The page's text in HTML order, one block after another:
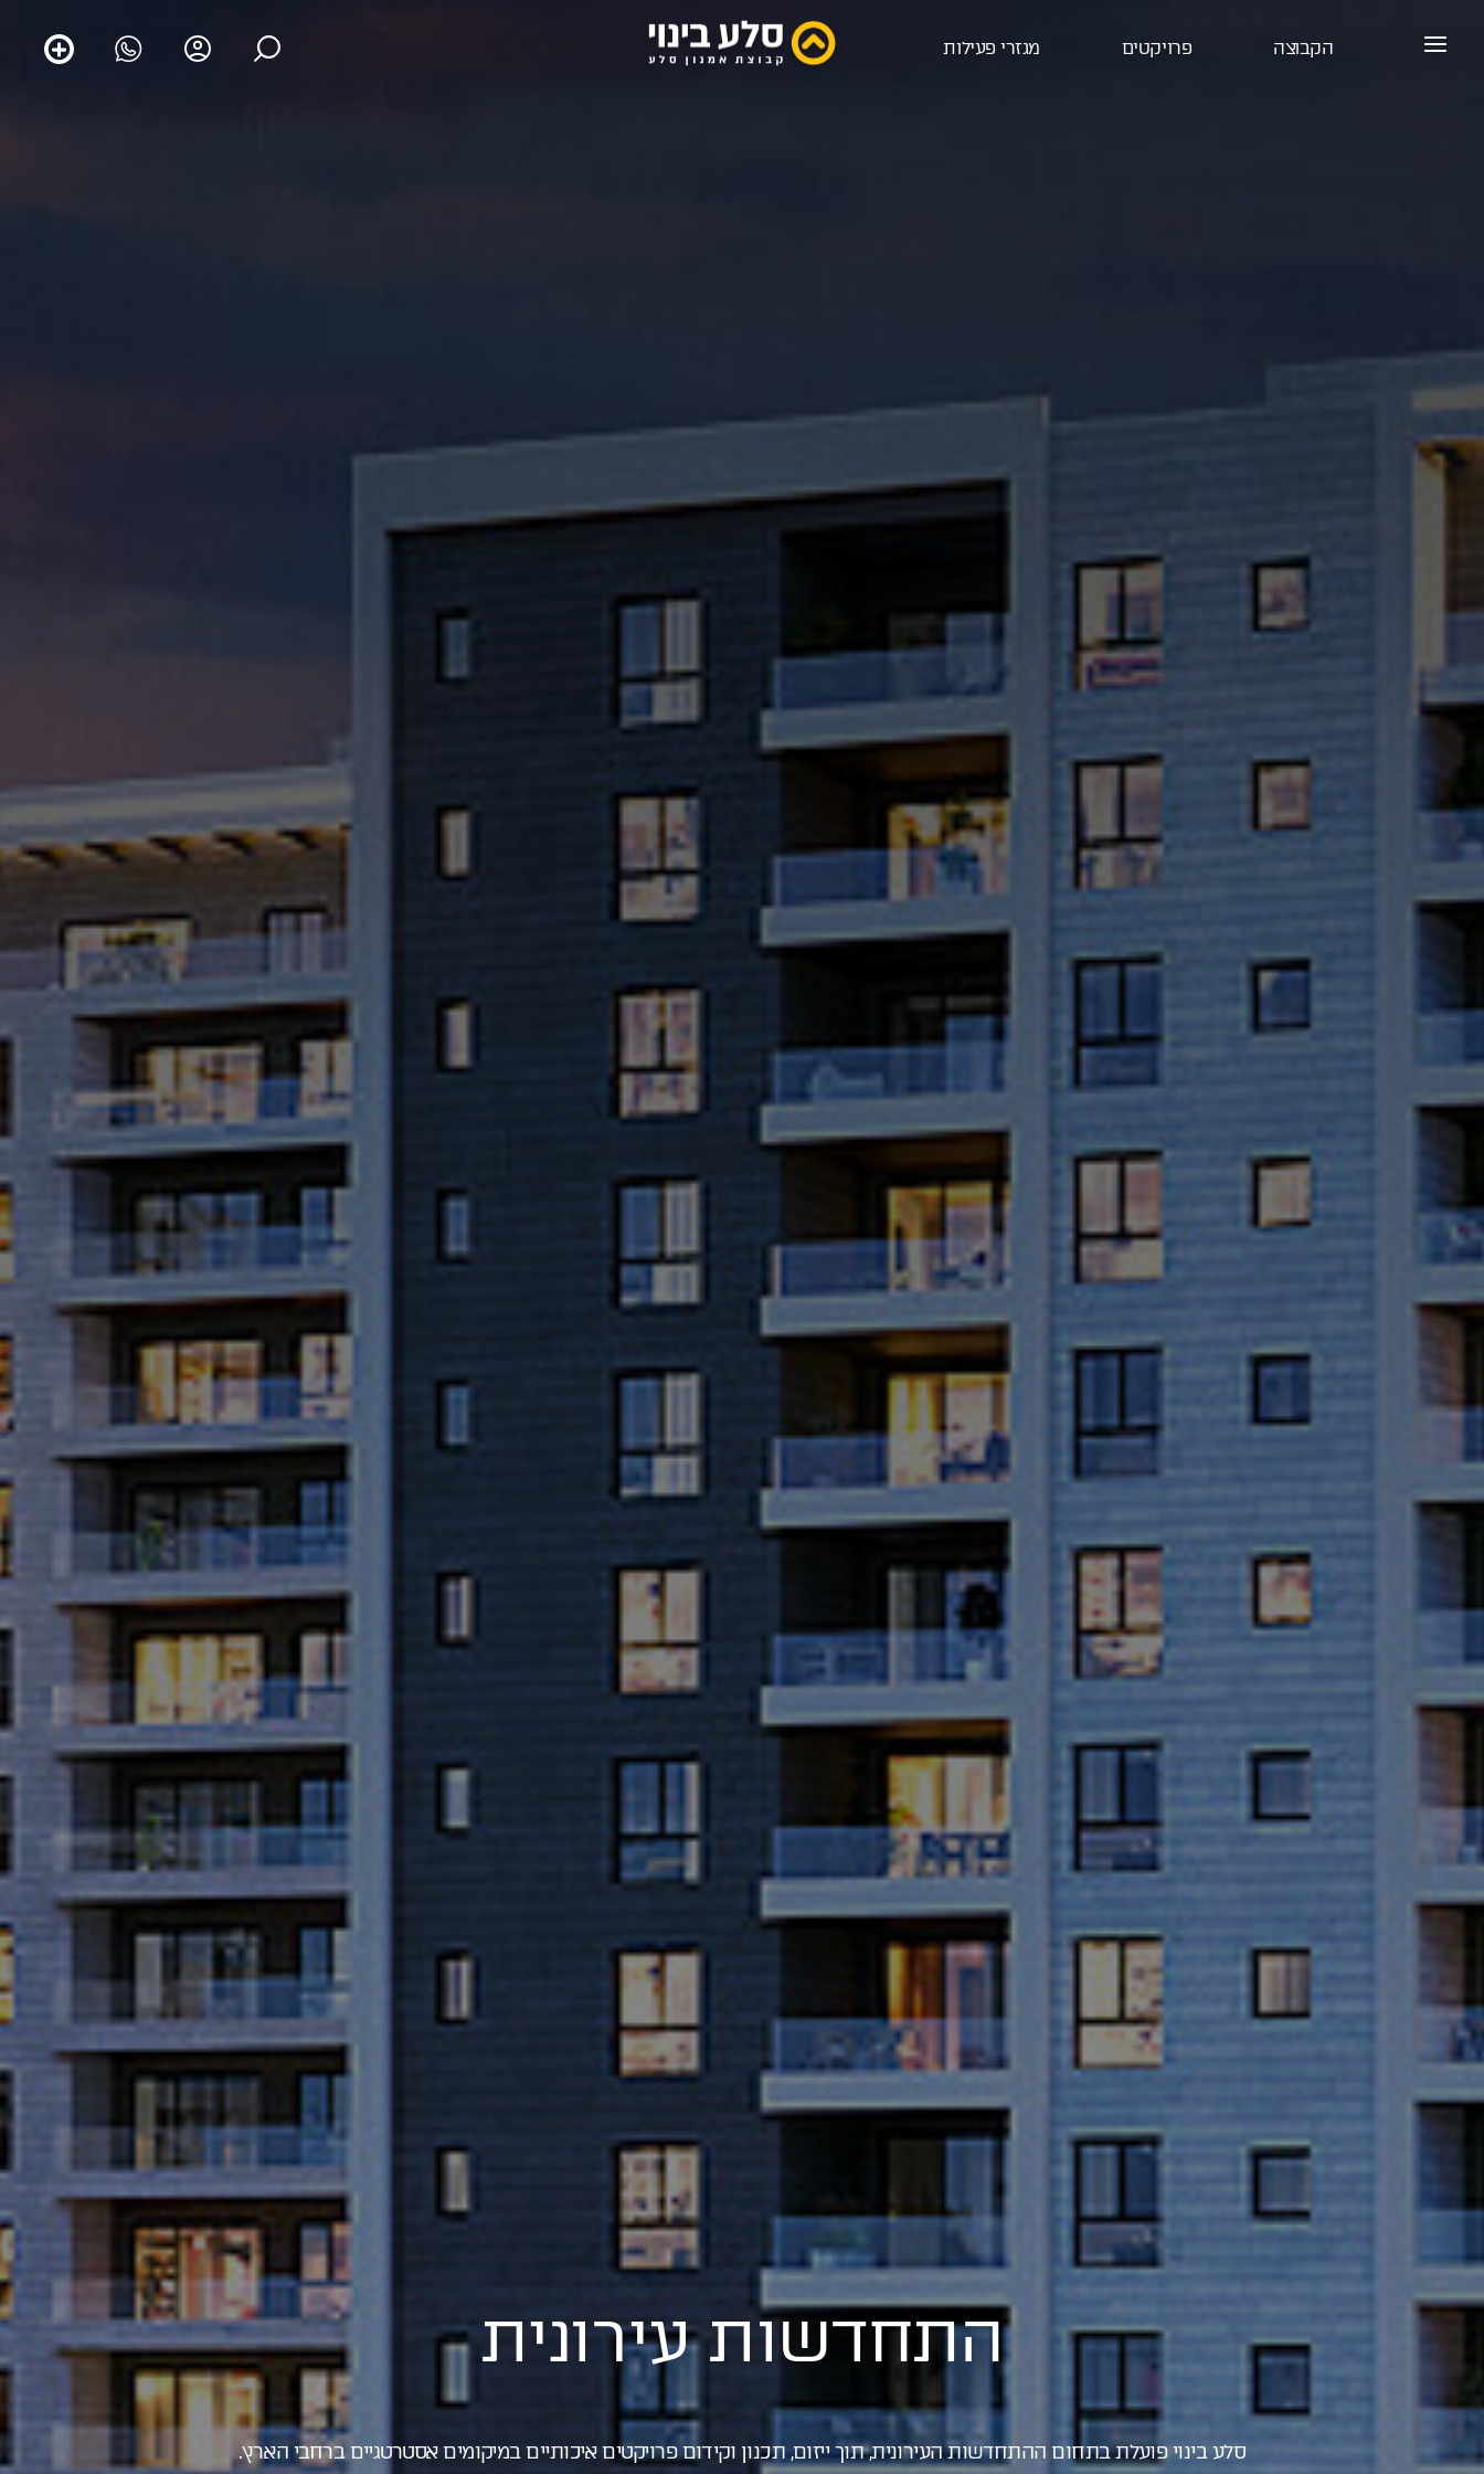
הקבוצה פרויקטים מגזרי פעילות
אזור
התחדשות עירונית
סלע בינוי פועלת בתחום ההתחדשות העירונית, תוך ייזום, תכנון וקידום פרויקטים איכותיים במיקומים אסטרטגיים ברחבי הארץ.